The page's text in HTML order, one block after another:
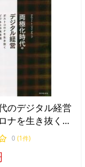
のデジタル経営
ナを生き抜くビ
来図/デロイト
ループ
0 (1件)